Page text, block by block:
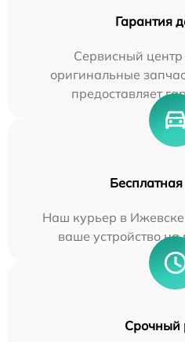
Гарантия
Сервисный центр
оригинальные
предоставляет
Наш курьер в Ижевске
ваше устройство на
Срочный